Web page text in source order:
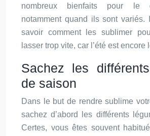
nombreux bienfaits pour le
notamment quand ils sont variés.
savoir comment les sublimer
lasser trop vite, car l’été est encore
Sachez les
de saison
Dans le but de rendre sublime
sachez d’abord les différents
Certes, vous êtes souvent